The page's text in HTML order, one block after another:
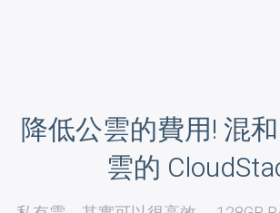
降低公雲的費用! 混
雲的